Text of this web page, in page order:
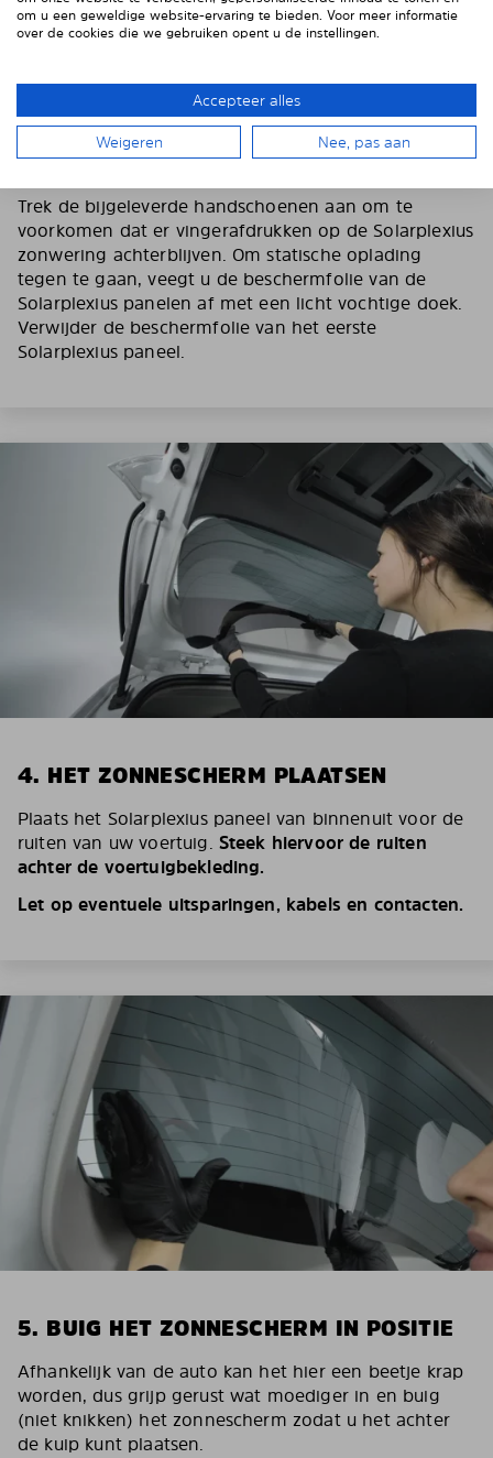
3. VERWIJDER DE BESCHERMFOLIE
Trek de bijgeleverde handschoenen aan om te
voorkomen dat er vingerafdrukken op de Solarplexius
zonwering achterblijven. Om statische oplading
tegen te gaan, veegt u de beschermfolie van de
Solarplexius panelen af met een licht vochtige doek.
Verwijder de beschermfolie van het eerste
Solarplexius paneel.
4. HET ZONNESCHERM PLAATSEN
Plaats het Solarplexius paneel van binnenuit voor de
ruiten van uw voertuig. Steek hiervoor de ruiten
achter de voertuigbekleding.
Let op eventuele uitsparingen, kabels en contacten.
5. BUIG HET ZONNESCHERM IN POSITIE
Afhankelijk van de auto kan het hier een beetje krap
worden, dus grijp gerust wat moediger in en buig
(niet knikken) het zonnescherm zodat u het achter
de kuip kunt plaatsen.
om u een geweldige website-ervaring te bieden. Voor meer informatie
over de cookies die we gebruiken opent u de instellingen.
Accepteer alles
Weigeren Nee, pas aan